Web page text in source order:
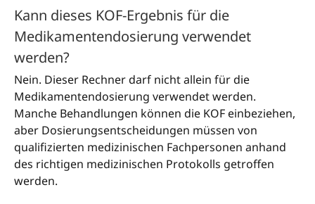
Kann dieses KOF-Ergebnis für die
Medikamentendosierung verwendet
werden?
Nein. Dieser Rechner darf nicht allein für die
Medikamentendosierung verwendet werden.
Manche Behandlungen können die KOF einbeziehen,
aber Dosierungsentscheidungen müssen von
qualifizierten medizinischen Fachpersonen anhand
des richtigen medizinischen Protokolls getroffen
werden.